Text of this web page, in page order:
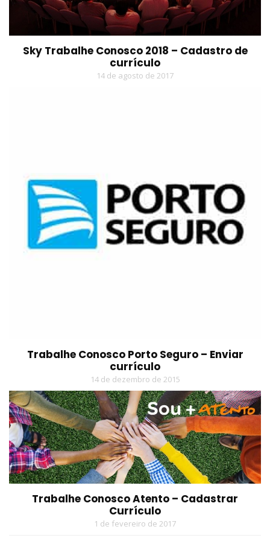
Sky Trabalhe Conosco 2018 – Cadastro de
currículo
14 de agosto de 2017
Trabalhe Conosco Porto Seguro – Enviar
currículo
14 de dezembro de 2015
Trabalhe Conosco Atento – Cadastrar
Currículo
1 de fevereiro de 2017